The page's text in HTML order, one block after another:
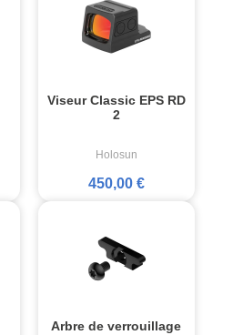
Viseur Classic EPS RD
2
Holosun
450,00 €
Arbre de verrouillage